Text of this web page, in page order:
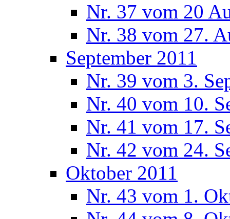
Nr. 37 vom 20
Nr. 38 vom 27.
September 2011
Nr. 39 vom 3.
Nr. 40 vom 10.
Nr. 41 vom 17.
Nr. 42 vom 24.
Oktober 2011
Nr. 43 vom 1.